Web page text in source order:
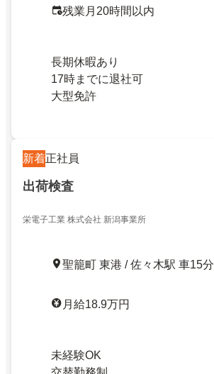
残業月20時間以内
長期休暇あり
17時までに退社可
大型免許
新着正社員
出荷検査
栄電子工業 株式会社 新潟事業所
聖籠町 東港 / 佐々木駅 車15分
月給18.9万円
未経験OK